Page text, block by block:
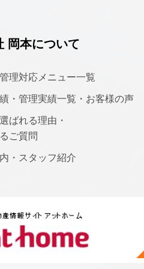
岡本について
理対応メニュー一覧
・管理実績一覧・お客様の声
ばれる理由・
ご質問
・スタッフ紹介